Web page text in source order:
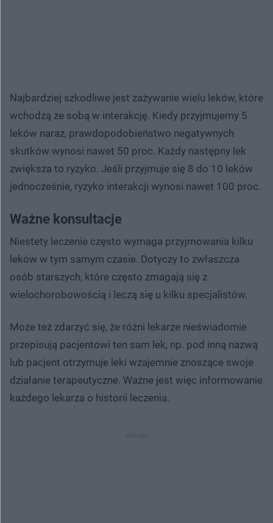
Najbardziej szkodliwe jest zażywanie wielu leków, które
wchodzą ze sobą w interakcję. Kiedy przyjmujemy 5
leków naraz, prawdopodobieństwo negatywnych
skutków wynosi nawet 50 proc. Każdy następny lek
zwiększa to ryzyko. Jeśli przyjmuje się 8 do 10 leków
jednocześnie, ryzyko interakcji wynosi nawet 100 proc.
Ważne konsultacje
Niestety leczenie często wymaga przyjmowania kilku
leków w tym samym czasie. Dotyczy to zwłaszcza
osób starszych, które często zmagają się z
wielochorobowością i leczą się u kilku specjalistów.
Może też zdarzyć się, że różni lekarze nieświadomie
przepisują pacjentowi ten sam lek, np. pod inną nazwą
lub pacjent otrzymuje leki wzajemnie znoszące swoje
działanie terapeutyczne. Ważne jest więc informowanie
każdego lekarza o historii leczenia.